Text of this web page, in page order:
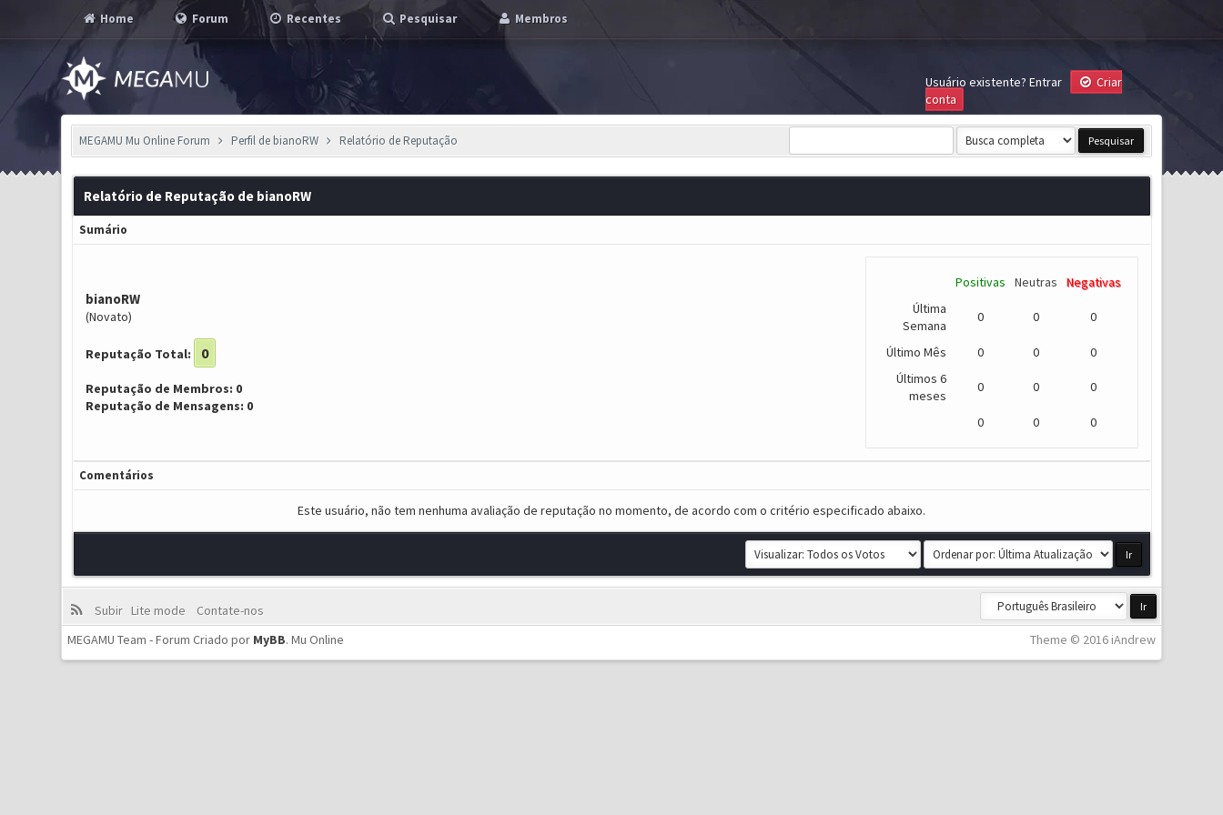
Home Forum Recentes Pesquisar Membros
Usuário existente? Entrar
Criar
conta
MEGAMU Mu Online Forum Perfil de bianoRW Relatório de Reputação
Relatório de Reputação de bianoRW
Sumário
bianoRW
(Novato)
Reputação Total: 0
Reputação de Membros: 0
Reputação de Mensagens: 0
Positivas Neutras
Negativas
Última
Semana
0 0 0
Último Mês 0 0
0
Últimos 6
meses
0 0 0
0 0 0
Comentários
Este usuário, não tem nenhuma avaliação de reputação no momento, de acordo com o critério especificado abaixo.
Subir Lite mode
Contate-nos
Theme © 2016 iAndrew
MEGAMU Team - Forum Criado por MyBB.Mu Online